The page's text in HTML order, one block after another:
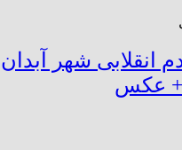
انقلابی شهر
+ عکس